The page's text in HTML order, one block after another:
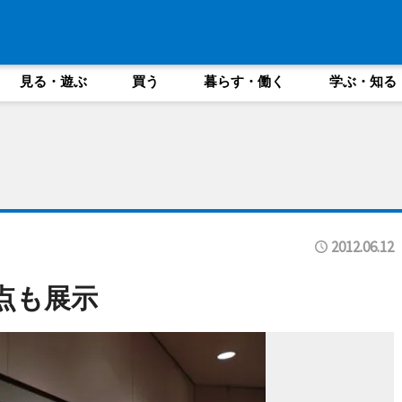
見る・遊ぶ 買う 暮らす・働く 学ぶ・知る
2012.06.12
も展示